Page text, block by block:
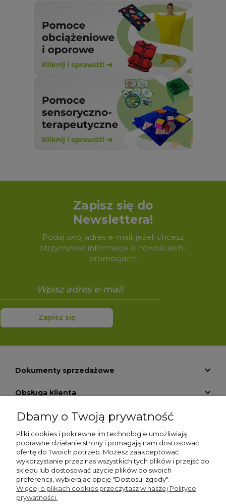
Zapisz się do
Newslettera!
Podaj swój adres e-mail, jeżeli chcesz
otrzymywać informacje o nowościach i
promocjach.
Zapisz się
Dokumenty sprzedażowe
Obsługa klienta
Informacje
Pomoc
O nas
Moje konto
Dbamy o Twoją prywatność
Pliki cookies i pokrewne im technologie umożliwiają
poprawne działanie strony i pomagają nam dostosować
ofertę do Twoich potrzeb. Możesz zaakceptować
wykorzystanie przez nas wszystkich tych plików i przejść do
sklepu lub dostosować użycie plików do swoich
preferencji, wybierając opcję "Dostosuj zgody".
Więcej o plikach cookies przeczytasz w naszej Polityce
prywatności.